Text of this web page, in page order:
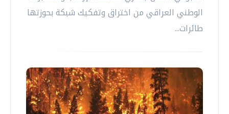
الوطني العراقي من اختراق وتفكيك شبكة بحوزتها
طائرات...